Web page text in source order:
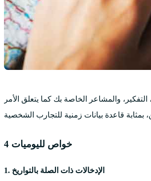
والمشاعر الخاصة بك كما يتعلق الأمر
4 خواص لليوميات
1. الإدخالات ذات الصلة بالتواريخ